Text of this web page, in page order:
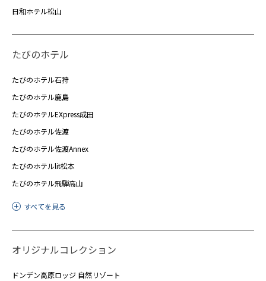
日和ホテル松山
たびのホテル
たびのホテル石狩
たびのホテル鹿島
たびのホテルEXpress成田
たびのホテル佐渡
たびのホテル佐渡Annex
たびのホテルlit松本
たびのホテル飛騨高山
すべてを見る
オリジナルコレクション
ドンデン高原ロッジ 自然リゾート